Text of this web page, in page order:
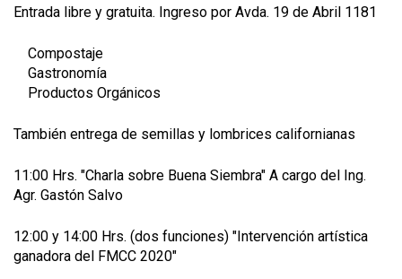
Entrada libre y gratuita. Ingreso por Avda. 19 de Abril 1181
Compostaje
Gastronomía
Productos Orgánicos
También entrega de semillas y lombrices californianas
11:00 Hrs. "Charla sobre Buena Siembra" A cargo del Ing.
Agr. Gastón Salvo
12:00 y 14:00 Hrs. (dos funciones) "Intervención artística
ganadora del FMCC 2020"